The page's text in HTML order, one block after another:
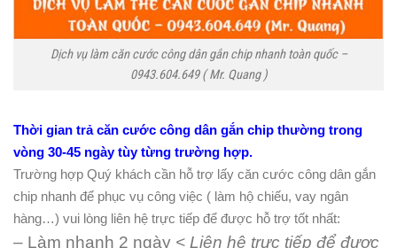
Dịch vụ làm căn cước công dân gắn chip nhanh toàn quốc –
0943.604.649 ( Mr. Quang )
Thời gian trả căn cước công dân gắn chip thường trong
vòng 30-45 ngày tùy từng trường hợp.
Trường hợp Quý khách cần hỗ trợ lấy căn cước công dân gắn
chip nhanh để phục vụ công việc ( làm hộ chiếu, vay ngân
hàng…) vui lòng liên hệ trực tiếp để được hỗ trợ tốt nhất:
– Làm nhanh 2 ngày < Liên hệ trực tiếp để được